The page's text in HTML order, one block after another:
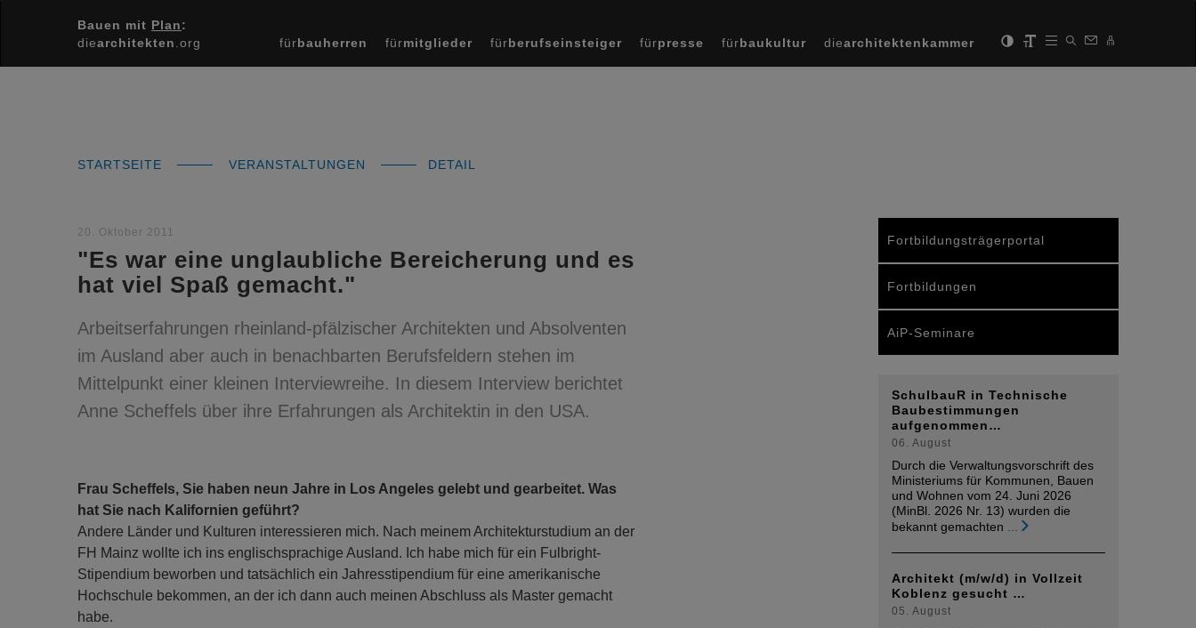
Bauen mit Plan:
diearchitekten .org fürbauherren fürmitglieder fürberufseinsteiger fürpresse fürbaukultur diearchitektenkammer
STARTSEITE VERANSTALTUNGEN DETAIL
20. Oktober 2011
"Es war eine unglaubliche Bereicherung und es
hat viel Spaß gemacht."
Arbeitserfahrungen rheinland-pfälzischer Architekten und Absolventen
im Ausland aber auch in benachbarten Berufsfeldern stehen im
Mittelpunkt einer kleinen Interviewreihe. In diesem Interview berichtet
Anne Scheffels über ihre Erfahrungen als Architektin in den USA.
Frau Scheffels, Sie haben neun Jahre in Los Angeles gelebt und gearbeitet. Was
hat Sie nach Kalifornien geführt?
Andere Länder und Kulturen interessieren mich. Nach meinem Architekturstudium an der
FH Mainz wollte ich ins englischsprachige Ausland. Ich habe mich für ein Fulbright-
Stipendium beworben und tatsächlich ein Jahresstipendium für eine amerikanische
Hochschule bekommen, an der ich dann auch meinen Abschluss als Master gemacht
habe.
Fortbildungsträgerportal
Fortbildungen
AiP-Seminare
SchulbauR in Technische
Baubestimmungen
aufgenommen…
06. August
Durch die Verwaltungsvorschrift des
Ministeriums für Kommunen, Bauen
und Wohnen vom 24. Juni 2026
(MinBl. 2026 Nr. 13) wurden die
bekannt gemachten
Architekt (m/w/d) in Vollzeit
Koblenz gesucht …
05. August